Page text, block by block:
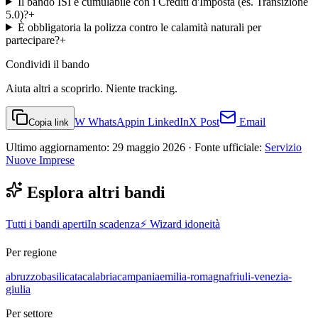
5.0)?+
È obbligatoria la polizza contro le calamità naturali per
partecipare?+
Condividi il bando
Aiuta altri a scoprirlo. Niente tracking.
Copia link W WhatsAppin LinkedInX Post Email
Ultimo aggiornamento: 29 maggio 2026 · Fonte ufficiale: Servizio
Nuove Imprese
Esplora altri bandi
Tutti i bandi apertiIn scadenza⚡ Wizard idoneità
Per regione
abruzzobasilicatacalabriacampaniaemilia-romagnafriuli-venezia-
giulia
Per settore